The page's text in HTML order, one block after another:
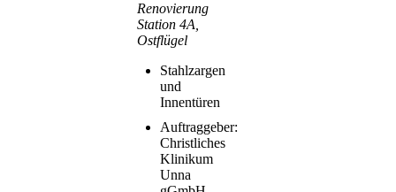
Renovierung
Station 4A,
Ostflügel
Stahlzargen
und
Innentüren
Auftraggeber:
Christliches
Klinikum
Unna